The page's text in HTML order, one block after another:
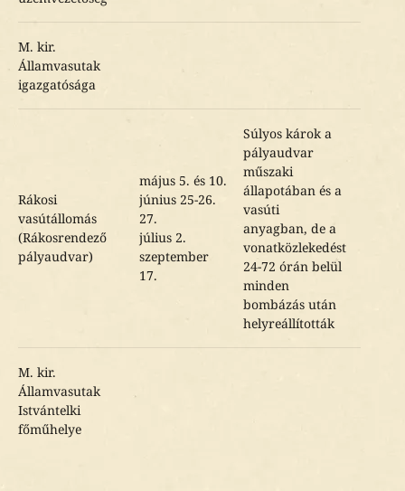
M. kir.
Államvasutak
igazgatósága
Rákosi
vasútállomás
(Rákosrendező
pályaudvar)
május 5. és 10.
június 25-26.
27.
július 2.
szeptember
17.
Súlyos károk a
pályaudvar
műszaki
állapotában és a
vasúti
anyagban, de a
vonatközlekedést
24-72 órán belül
minden
bombázás után
helyreállították
M. kir.
Államvasutak
Istvántelki
főműhelye